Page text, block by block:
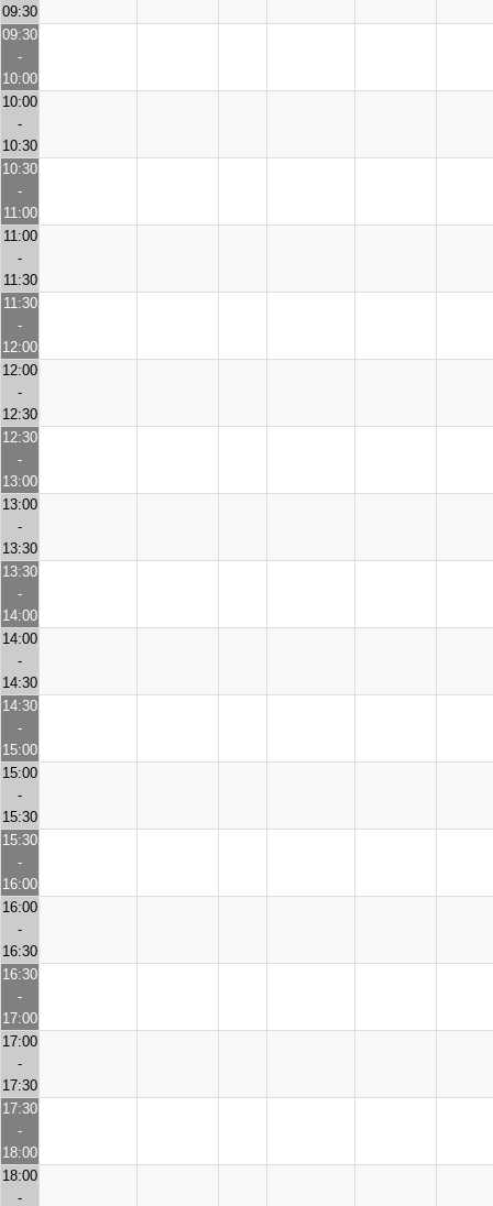
09:30
09:30
-
10:00
10:00
-
10:30
10:30
-
11:00
11:00
-
11:30
11:30
-
12:00
12:00
-
12:30
12:30
-
13:00
13:00
-
13:30
13:30
-
14:00
14:00
-
14:30
14:30
-
15:00
15:00
-
15:30
15:30
-
16:00
16:00
-
16:30
16:30
-
17:00
17:00
-
17:30
17:30
-
18:00
18:00
-